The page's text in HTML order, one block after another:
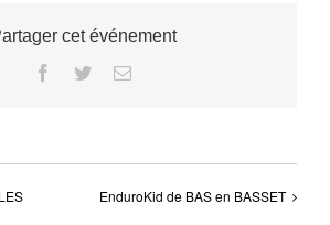
cet événement
Facebook
TwitterEmail
EnduroKid de BAS en BASSET